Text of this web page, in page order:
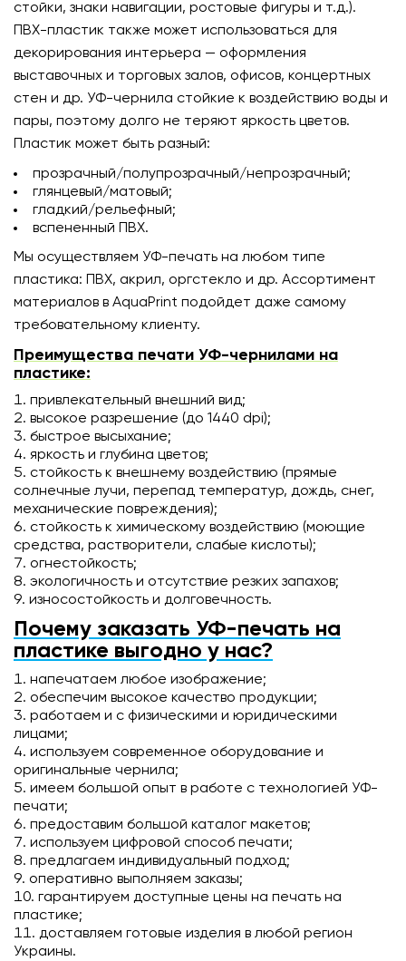
стойки, знаки навигации, ростовые фигуры и т.д.).
ПВХ-пластик также может использоваться для
декорирования интерьера — оформления
выставочных и торговых залов, офисов, концертных
стен и др. УФ-чернила стойкие к воздействию воды и
пары, поэтому долго не теряют яркость цветов.
Пластик может быть разный:
прозрачный/полупрозрачный/непрозрачный;
глянцевый/матовый;
гладкий/рельефный;
вспененный ПВХ.
Мы осуществляем УФ-печать на любом типе
пластика: ПВХ, акрил, оргстекло и др. Ассортимент
материалов в AquaPrint подойдет даже самому
требовательному клиенту.
Преимущества печати УФ-чернилами на
пластике:
привлекательный внешний вид;
высокое разрешение (до 1440 dpi);
быстрое высыхание;
яркость и глубина цветов;
стойкость к внешнему воздействию (прямые
солнечные лучи, перепад температур, дождь, снег,
механические повреждения);
стойкость к химическому воздействию (моющие
средства, растворители, слабые кислоты);
огнестойкость;
экологичность и отсутствие резких запахов;
износостойкость и долговечность.
Почему заказать УФ-печать на
пластике выгодно у нас?
напечатаем любое изображение;
обеспечим высокое качество продукции;
работаем и с физическими и юридическими
лицами;
используем современное оборудование и
оригинальные чернила;
имеем большой опыт в работе с технологией УФ-
печати;
предоставим большой каталог макетов;
используем цифровой способ печати;
предлагаем индивидуальный подход;
оперативно выполняем заказы;
гарантируем доступные цены на печать на
пластике;
доставляем готовые изделия в любой регион
Украины.